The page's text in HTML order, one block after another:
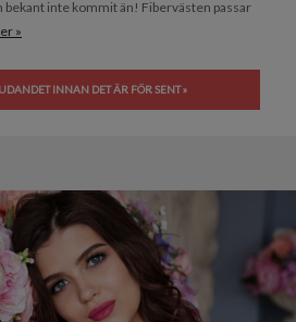
bekant inte kommit än! Fibervästen passar
»
INNAN DET ÄR FÖR SENT »